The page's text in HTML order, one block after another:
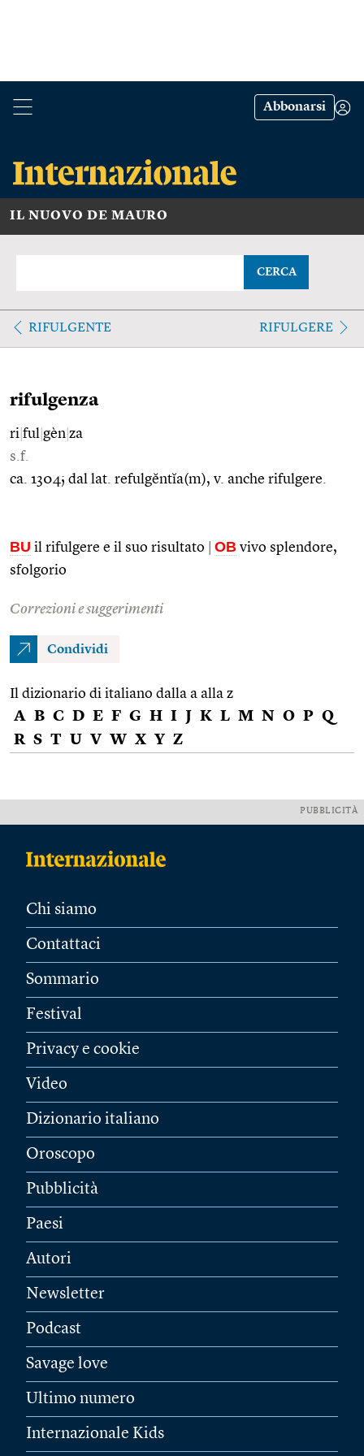
Abbonarsi
IL NUOVO DE MAURO
CERCA
RIFULGENTE RIFULGERE
rifulgenza
ri ful gèn za
s.f.
ca. 1304; dal lat. refulgĕntĭa(m), v. anche rifulgere.
BU il rifulgere e il suo risultato OB vivo splendore,
sfolgorio
Correzioni e suggerimenti
Condividi
Il dizionario di italiano dalla a alla z
A B C D E F G H I J K L M N O P Q
R S T U V W X Y Z
PUBBLICITÀ
Chi siamo
Contattaci
Sommario
Festival
Privacy e cookie
Video
Dizionario italiano
Oroscopo
Pubblicità
Paesi
Autori
Newsletter
Podcast
Savage love
Ultimo numero
Internazionale Kids